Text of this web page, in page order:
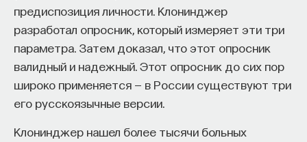
предиспозиция личности. Клонинджер
разработал опросник, который измеряет эти три
параметра. Затем доказал, что этот опросник
валидный и надежный. Этот опросник до сих пор
широко применяется — в России существуют три
его русскоязычные версии.
Клонинджер нашел более тысячи больных